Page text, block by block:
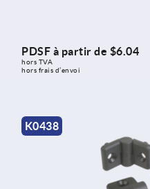
PDSF à partir de $6.04
hors TVA
hors frais d’envoi
K0438